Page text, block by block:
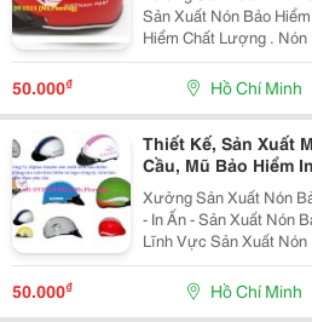
Sản Xuất Nón Bảo
Hiểm Chất Lượng . Nón Bảo Hiểm Chất Lượng, Nón
Bảo Hiểm Đạt Chuẩn -
Dụng Với Nhiều
50.000₫ Hồ Chí Minh
Thiết Kế, Sản Xuất
Cầu, Mũ Bảo Hiểm
Xưởng Sản Xuất Nón Bảo
- In Ấn - Sản Xuất Nón Bảo Hiểm Vơi
Lĩnh Vực Sản Xuất Nón
Đến Cho Khách Hàng
Nón Thời Trang Nhất,
50.000₫ Hồ Chí Minh